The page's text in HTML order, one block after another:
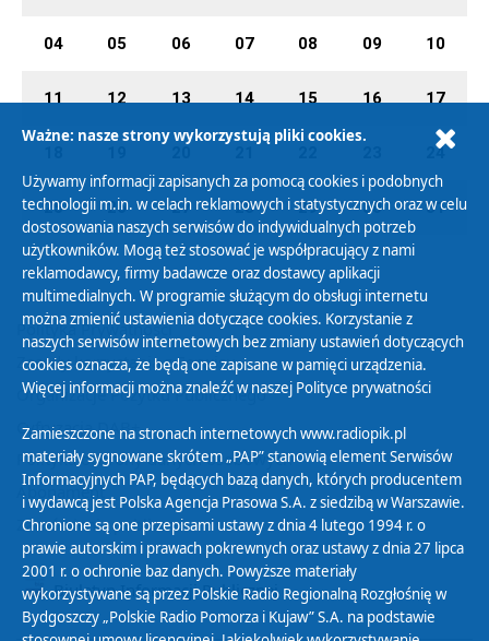
04 05 06 07 08 09 10
11 12 13 14 15 16 17
24
25 26 27 28 29 30 31
Polityka Prywatności
Zasady korzystania z Serwisu
Organizacje Pożytku Publicznego
Cyfryzacja DAB+
Polityka ochrony danych osobowych
Abonament
Zamówienia publiczne
Biuletyn Informacji Publicznej
Ważne: nasze strony wykorzystują pliki cookies.
Używamy informacji zapisanych za pomocą cookies i podobnych
technologii m.in. w celach reklamowych i statystycznych oraz w celu
dostosowania naszych serwisów do indywidualnych potrzeb
użytkowników. Mogą też stosować je współpracujący z nami
reklamodawcy, firmy badawcze oraz dostawcy aplikacji
multimedialnych. W programie służącym do obsługi internetu
można zmienić ustawienia dotyczące cookies. Korzystanie z
naszych serwisów internetowych bez zmiany ustawień dotyczących
cookies oznacza, że będą one zapisane w pamięci urządzenia.
Więcej informacji można znaleźć w naszej Polityce prywatności
Zamieszczone na stronach internetowych www.radiopik.pl
materiały sygnowane skrótem „PAP” stanowią element Serwisów
Informacyjnych PAP, będących bazą danych, których producentem
i wydawcą jest Polska Agencja Prasowa S.A. z siedzibą w Warszawie.
Chronione są one przepisami ustawy z dnia 4 lutego 1994 r. o
prawie autorskim i prawach pokrewnych oraz ustawy z dnia 27 lipca
2001 r. o ochronie baz danych. Powyższe materiały
wykorzystywane są przez Polskie Radio Regionalną Rozgłośnię w
Bydgoszczy „Polskie Radio Pomorza i Kujaw” S.A. na podstawie